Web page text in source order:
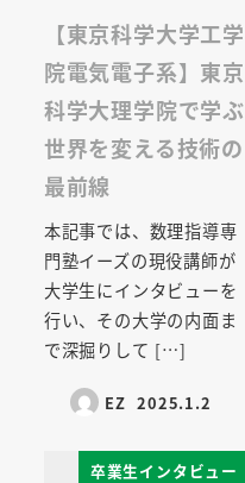
【東京科学大学工学
院電気電子系】東京
科学大理学院で学ぶ
世界を変える技術の
最前線
本記事では、数理指導専
門塾イーズの現役講師が
大学生にインタビューを
行い、その大学の内面ま
で深掘りして […]
EZ 2025.1.2
卒業生インタビュー